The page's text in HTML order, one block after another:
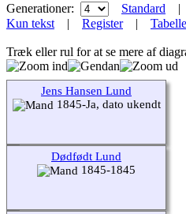
Generationer: Standard |
Kun tekst | Register|
Træk eller rul for at se mere af
Jens Hansen Lund
1845-Ja, dato ukendt
Dødfødt Lund
1845-1845